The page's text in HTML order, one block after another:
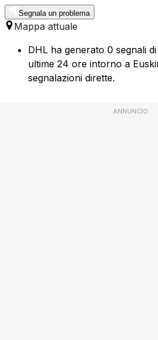
Segnala un problema
Mappa attuale
DHL ha generato 0 segnali
ultime 24 ore intorno a
segnalazioni dirette.
ANNUNCIO